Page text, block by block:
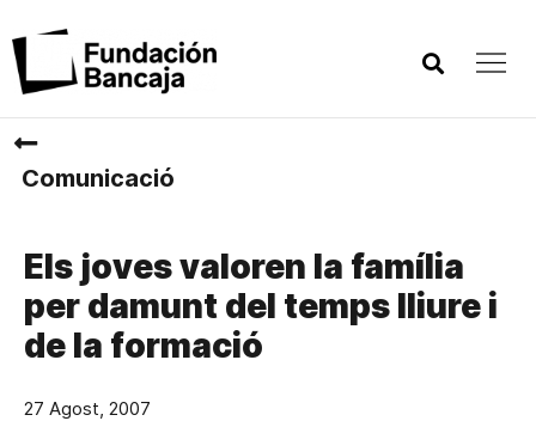
Comunicació
Els joves valoren la família
per damunt del temps lliure i
de la formació
27 Agost, 2007